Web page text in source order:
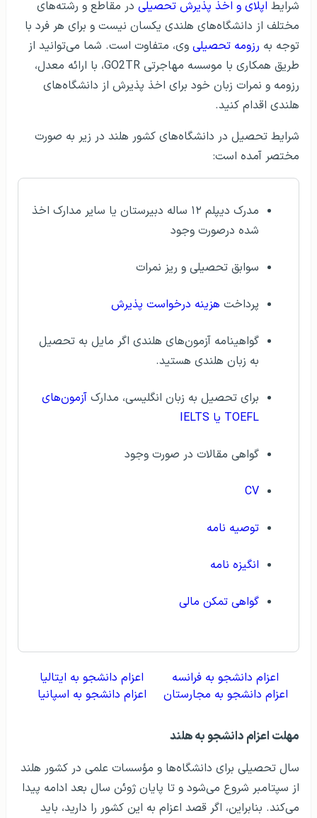
شرایط اپلای و اخذ پذیرش تحصیلی در مقاطع و رشته‌های
مختلف از دانشگاه‌های هلندی یکسان نیست و برای هر فرد با
توجه به رزومه تحصیلی وی، متفاوت است. شما می‌توانید از
طریق همکاری با موسسه مهاجرتی GO2TR، با ارائه معدل،
رزومه و نمرات زبان خود برای اخذ پذیرش از دانشگاه‌های
هلندی اقدام کنید.
شرایط تحصیل در دانشگاه‌های کشور هلند در زیر به صورت
مختصر آمده است:
مدرک دیپلم ۱۲ ساله دبیرستان یا سایر مدارک اخذ
شده درصورت وجود
سوابق تحصیلی و ریز نمرات
پرداخت هزینه درخواست پذیرش
گواهینامه آزمون‌های هلندی اگر مایل به تحصیل
به زبان هلندی هستید.
برای تحصیل به زبان انگلیسی، مدارک آزمون‌های
TOEFL یا IELTS
گواهی مقالات در صورت وجود
CV
توصیه نامه‌
انگیزه نامه
گواهی تمکن مالی
اعزام دانشجو به فرانسه
اعزام دانشجو به ایتالیا
اعزام دانشجو به مجارستان
اعزام دانشجو به اسپانیا
مهلت اعزام دانشجو به هلند
سال تحصیلی برای دانشگاه‌ها و مؤسسات علمی در کشور هلند
از سپتامبر شروع می‌شود و تا پایان ژوئن سال بعد ادامه پیدا
می‌کند. بنابراین، اگر قصد اعزام به این کشور را دارید، باید